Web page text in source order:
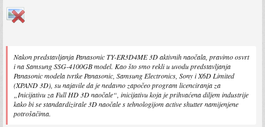
Nakon predstavljanja Panasonic TY-ER3D4ME 3D aktivnih naočala, pravimo osvrt
i na Samsung SSG-4100GB model. Kao što smo rekli u uvodu predstavljanja
Panasonic modela tvrtke Panasonic, Samsung Electronics, Sony i X6D Limited
(XPAND 3D), su najavile da je nedavno započeo program licenciranja za
„Inicijativu za Full HD 3D naočale“, inicijativu koja je prihvaćena diljem industrije
kako bi se standardizirale 3D naočale s tehnologijom active shutter namijenjene
potrošačima.